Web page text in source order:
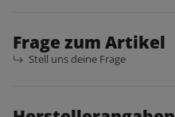
Frage zum Artikel
Stell uns deine Frage